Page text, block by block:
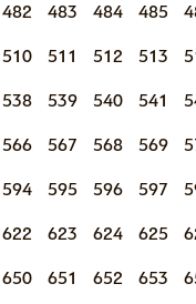
482 483 484 485
510 511 512 513
538 539 540 541
566 567 568 569
594 595 596 597
622 623 624 625
650 651 652 653